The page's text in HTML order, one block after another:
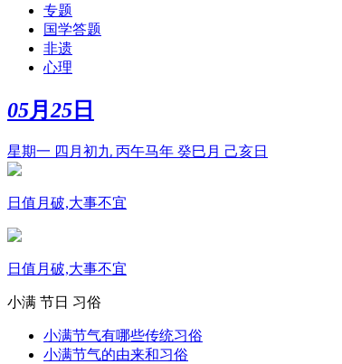
专题
国学答题
非遗
心理
05月 25 日
星期一 四月初九 丙午马年 癸巳月 己亥日
日值月破,大事不宜
日值月破,大事不宜
小满 节日 习俗
小满节气有哪些传统习俗
小满节气的由来和习俗